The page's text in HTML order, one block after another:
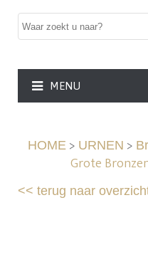
MENU
HOME> URNEN >
Grote
<<terug naar